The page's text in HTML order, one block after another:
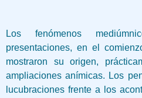
Los fenómenos
presentaciones, en el
mostraron su origen,
ampliaciones anímicas. Los
lucubraciones frente a los